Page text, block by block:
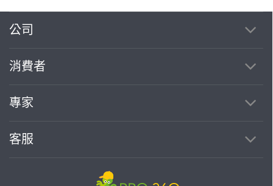
公司
消費者
專家
客服